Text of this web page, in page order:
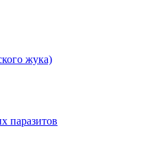
жука)
паразитов